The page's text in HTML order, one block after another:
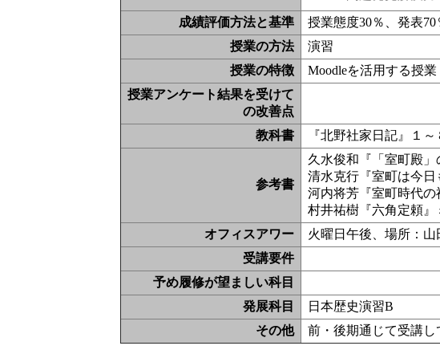
成績評価方法と基準
授業態度30％、発表
授業の方法
演習
授業の特徴
Moodleを活用する授業
授業アンケート結果を受けて
の改善点
教科書
『北野社家日記』１
参考書
久水俊和『「室町殿
清水克行『室町は今
河内将芳『室町時代の
村井祐樹『六角定頼』
オフィスアワー
火曜日午後、場所：山
受講要件
予め履修が望ましい科目
発展科目
日本歴史演習B
その他
前・後期通じて受講し